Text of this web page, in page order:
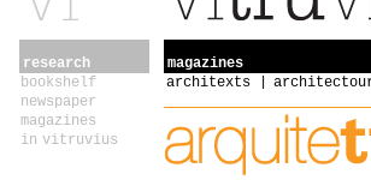
research
bookshelf
newspaper
magazines
in vitruvius
magazines
architexts